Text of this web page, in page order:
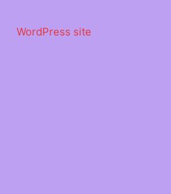
περιεχόμενο
WordPress site